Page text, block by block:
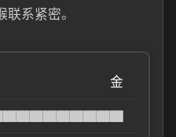
系紧密。
金